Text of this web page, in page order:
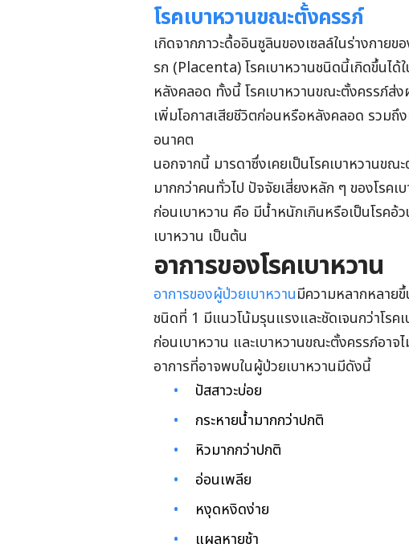
โรคเบาหวานขณะตั้งครรภ์
เกิดจากภาวะดื้ออินซูลินของเซลล์ในร่างกา
รก (Placenta) โรคเบาหวานชนิดนี้เกิดขึ้นได้
หลังคลอด ทั้งนี้ โรคเบาหวานขณะตั้งครรภ์ส่
เพิ่มโอกาสเสียชีวิตก่อนหรือหลังคลอด รวมถึ
อนาคต
นอกจากนี้ มารดาซึ่งเคยเป็นโรคเบาหวานข
มากกว่าคนทั่วไป ปัจจัยเสี่ยงหลัก ๆ ของโรค
ก่อนเบาหวาน คือ มีน้ำหนักเกินหรือเป็นโรคอ้
เบาหวาน เป็นต้น
อาการของโรคเบาหวาน
อาการของผู้ป่วยเบาหวานมีความหลากหลาย
ชนิดที่ 1 มีแนวโน้มรุนแรงและชัดเจนกว่าโร
ก่อนเบาหวาน และเบาหวานขณะตั้งครรภ์อา
อาการที่อาจพบในผู้ป่วยเบาหวานมีดังนี้
ปัสสาวะบ่อย
กระหายน้ำมากกว่าปกติ
หิวมากกว่าปกติ
อ่อนเพลีย
หงุดหงิดง่าย
แผลหายช้า